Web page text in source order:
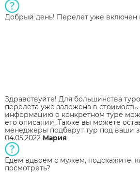
Добрый день! Перелет уже включен
Здравствуйте! Для большинства
перелета уже заложена в
информацию о конкретном туре
его описании. Также вы можете
менеджеры подберут тур под ваши
04.05.2022 Мария
Едем вдвоем с мужем, подскажите,
посмотреть?